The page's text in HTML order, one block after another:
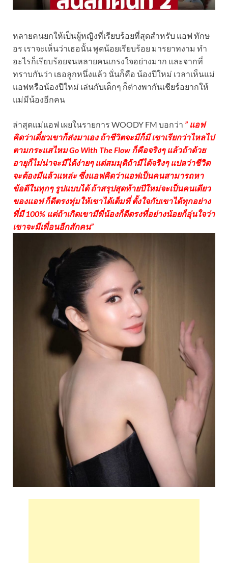
หลายคนยกให้เป็นผู้หญิงที่เรียบร้อยที่สุดสำหรับ แอฟ ทักษ
อร เราจะเห็นว่าเธอนั้น พูดน้อยเรียบร้อย มารยาทงาม ทำ
อะไรก็เรียบร้อยจนหลายคนเกรงใจอย่างมาก และจากที่
ทราบกันว่า เธอลูกหนึ่งแล้ว นั่นก็คือ น้องปีใหม่ เวลาเห็นแม่
แอฟหรือน้องปีใหม่ เล่นกับเด็กๆ ก็ต่างพากันเชียร์อยากให้
แม่มีน้องอีกคน
ล่าสุดแม่แอฟ เผยในรายการ WOODY FM บอกว่า ” แอฟ
คิดว่าเดี๋ยวเขาก็ส่งมาเอง ถ้าชีวิตจะมีก็มี เขาเรียกว่าไหลไป
ตามกระแสไหม Go With The Flow ก็คือจริงๆ แล้วถ้าด้วย
อายุก็ไม่น่าจะมีได้ง่ายๆ แต่สมมุติถ้ามีได้จริงๆ แปลว่าชีวิต
จะต้องมีแล้วแหล่ะ ซึ่งแอฟคิดว่าแอฟเป็นคนสามารถหา
ข้อดีในทุกๆ รูปแบบได้ ถ้าสรุปสุดท้ายปีใหม่จะเป็นคนเดียว
ของแอฟ ก็ดีตรงทุ่มให้เขาได้เต็มที่ ตั้งใจกับเขาได้ทุกอย่าง
ที่มี 100% แต่ถ้าเกิดเขามีพี่น้องก็ดีตรงที่อย่างน้อยก็อุ่นใจว่า
เขาจะมีเพื่อนอีกสักคน”